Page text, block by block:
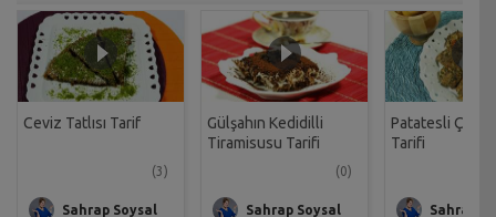
Ceviz Tatlısı Tarif
(3)
Sahrap Soysal
Gülşahın Kedidilli
Tiramisusu Tarifi
(0)
Sahrap Soysal
Patatesli Çıtır
Tarifi
Sahrap